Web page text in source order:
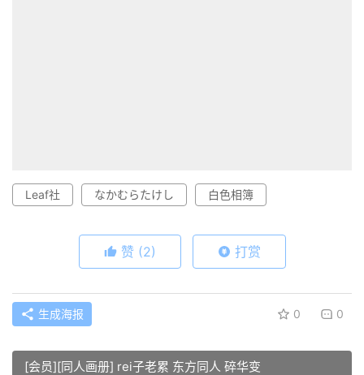
Leaf社 なかむらたけし 白色相簿
赞 (2) 打赏
生成海报 0 0
[会员][同人画册] rei子老累 东方同人 碎华变